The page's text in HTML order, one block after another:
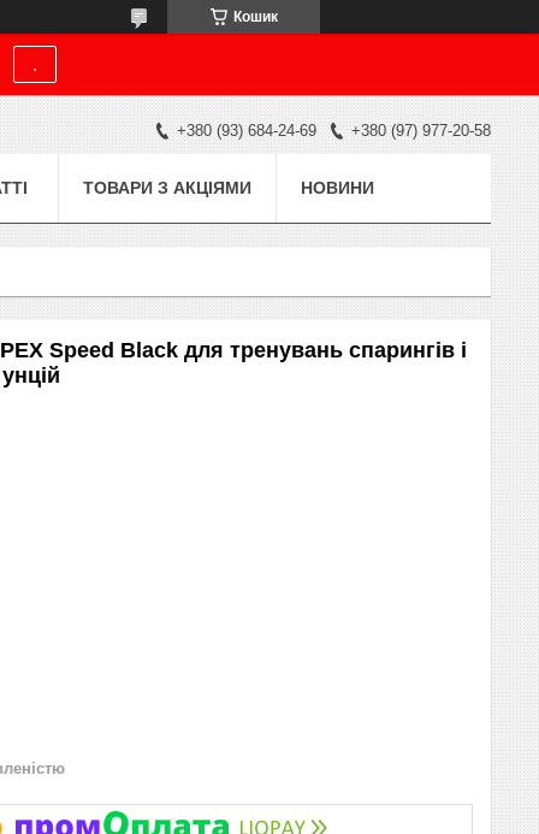
Кошик
.
+380 (93) 684-24-69 +380 (97) 977-20-58
ТОВАРИ З АКЦІЯМИ НОВИНИ
Speed Black для тренувань спарингів і